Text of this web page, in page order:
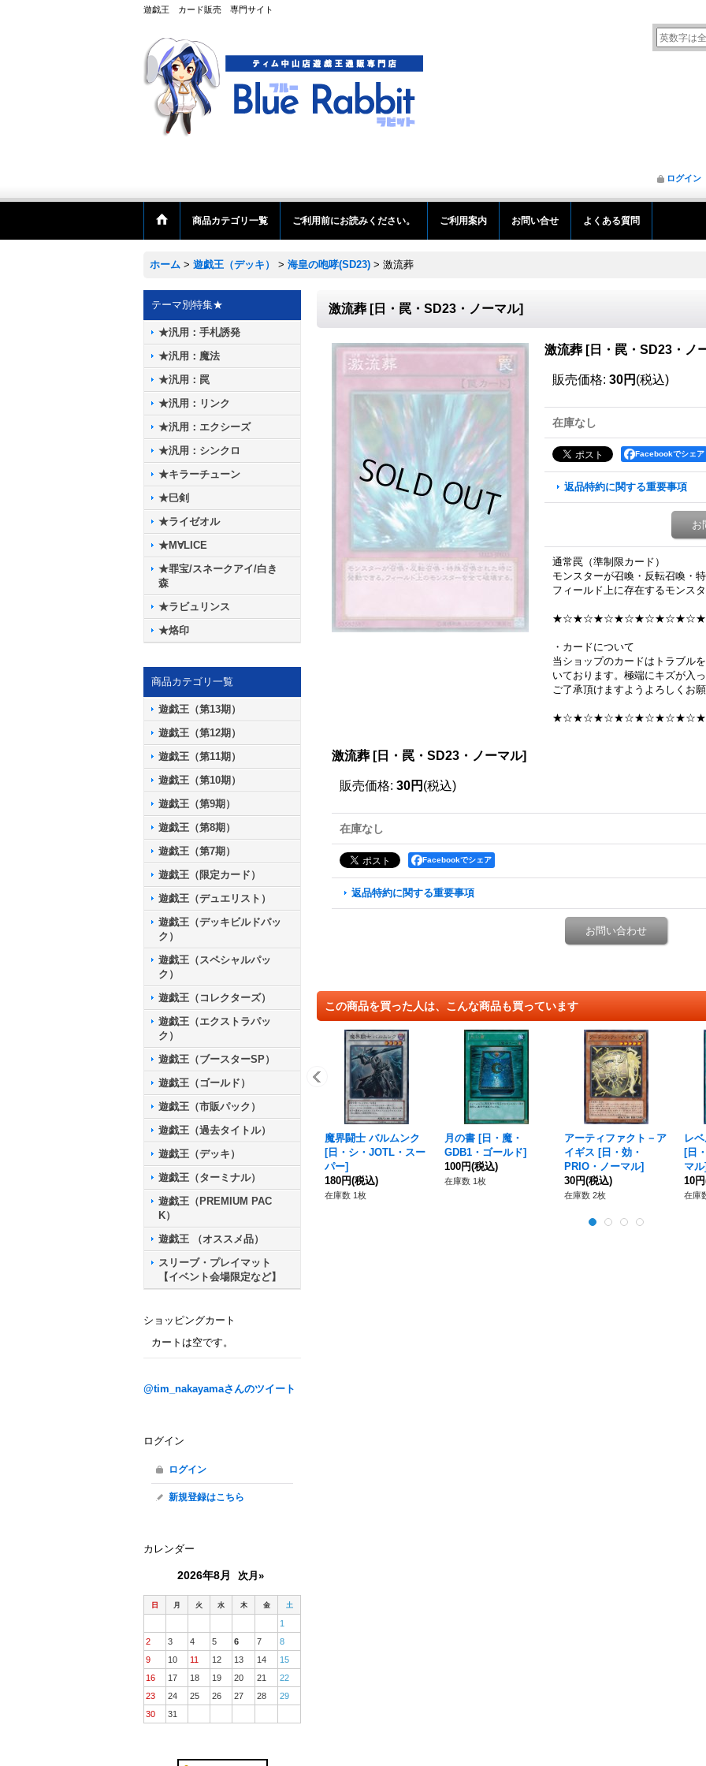
遊戯王 カード販売 専門サイト
ログイン
商品カテゴリ一覧 ご利用前にお読みください。 ご利用案内 お問い合せ よくある質問
ホーム > 遊戯王（デッキ） > 海皇の咆哮(SD23) > 激流葬
テーマ別特集★
★汎用：手札誘発
★汎用：魔法
★汎用：罠
★汎用：リンク
★汎用：エクシーズ
★汎用：シンクロ
★キラーチューン
★巳剣
★ライゼオル
★M∀LICE
★罪宝/スネークアイ/白き
森
★ラビュリンス
★烙印
商品カテゴリ一覧
遊戯王（第13期）
遊戯王（第12期）
遊戯王（第11期）
遊戯王（第10期）
遊戯王（第9期）
遊戯王（第8期）
遊戯王（第7期）
遊戯王（限定カード）
遊戯王（デュエリスト）
遊戯王（デッキビルドパッ
ク）
遊戯王（スペシャルパッ
ク）
遊戯王（コレクターズ）
遊戯王（エクストラパッ
ク）
遊戯王（ブースターSP）
遊戯王（ゴールド）
遊戯王（市販パック）
遊戯王（過去タイトル）
遊戯王（デッキ）
遊戯王（ターミナル）
遊戯王（PREMIUM PAC
K）
遊戯王 （オススメ品）
スリーブ・プレイマット
【イベント会場限定など】
ショッピングカート
カートは空です。
@tim_nakayamaさんのツイート
ログイン
ログイン
新規登録はこちら
カレンダー
2026年8月 次月»
日 月 火 水 木 金 土
1
2
3 4 5 6 7
8
9
10 11 12 13 14
15
16
17 18 19 20 21
22
23
24 25 26 27 28
29
30
31
激流葬 [日・罠・SD23・ノーマル]
激流葬 [日・罠・SD23・ノ
販売価格: 30円 (税込)
在庫なし
Facebookでシェア
返品特約に関する重要事項
お
通常罠（準制限カード）
モンスターが召喚・反転召喚・
フィールド上に存在するモンス
・カードについて
当ショップのカードはトラブル
いております。極端にキズが入
ご了承頂けますようよろしくお
激流葬 [日・罠・SD23・ノーマル]
販売価格: 30円 (税込)
在庫なし
Facebookでシェア
返品特約に関する重要事項
お問い合わせ
この商品を買った人は、こんな商品も買っています
魔界闘士 バルムンク
[日・シ・JOTL・スー
パー]
180円(税込)
在庫数 1枚
月の書 [日・魔・
GDB1・ゴールド]
100円(税込)
在庫数 1枚
アーティファクト－ア
イギス [日・効・
PRIO・ノーマル]
30円(税込)
在庫数 2枚
レ
[日
マル
10円
在庫